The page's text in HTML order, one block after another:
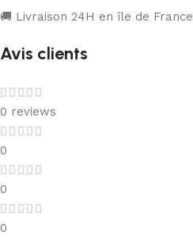
🚚 Livraison 24H en île de France
Avis clients
0 reviews
0
0
0